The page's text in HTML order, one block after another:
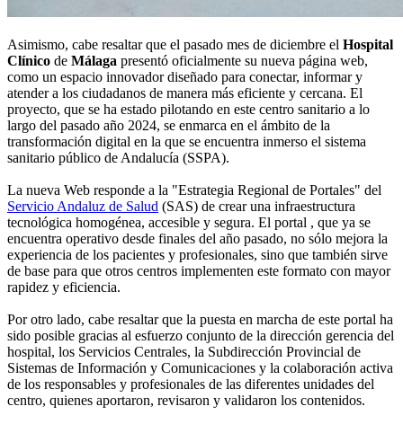
Asimismo, cabe resaltar que el pasado mes de diciembre el Hospital
Clínico de Málaga presentó oficialmente su nueva página web,
como un espacio innovador diseñado para conectar, informar y
atender a los ciudadanos de manera más eficiente y cercana. El
proyecto, que se ha estado pilotando en este centro sanitario a lo
largo del pasado año 2024, se enmarca en el ámbito de la
transformación digital en la que se encuentra inmerso el sistema
sanitario público de Andalucía (SSPA).
La nueva Web responde a la "Estrategia Regional de Portales" del
Servicio Andaluz de Salud (SAS) de crear una infraestructura
tecnológica homogénea, accesible y segura. El portal , que ya se
encuentra operativo desde finales del año pasado, no sólo mejora la
experiencia de los pacientes y profesionales, sino que también sirve
de base para que otros centros implementen este formato con mayor
rapidez y eficiencia.
Por otro lado, cabe resaltar que la puesta en marcha de este portal ha
sido posible gracias al esfuerzo conjunto de la dirección gerencia del
hospital, los Servicios Centrales, la Subdirección Provincial de
Sistemas de Información y Comunicaciones y la colaboración activa
de los responsables y profesionales de las diferentes unidades del
centro, quienes aportaron, revisaron y validaron los contenidos.